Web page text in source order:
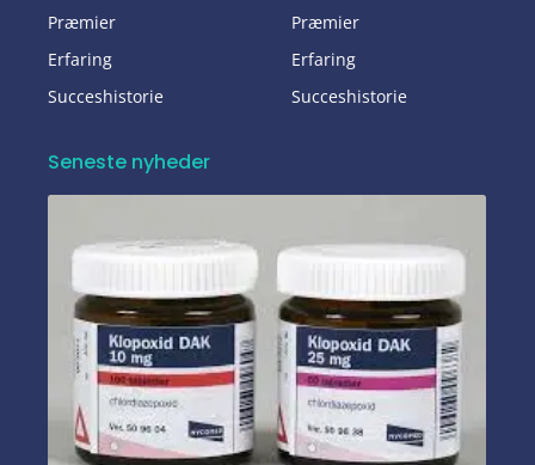
Præmier
Erfaring
Succeshistorie
Præmier
Erfaring
Succeshistorie
Seneste nyheder